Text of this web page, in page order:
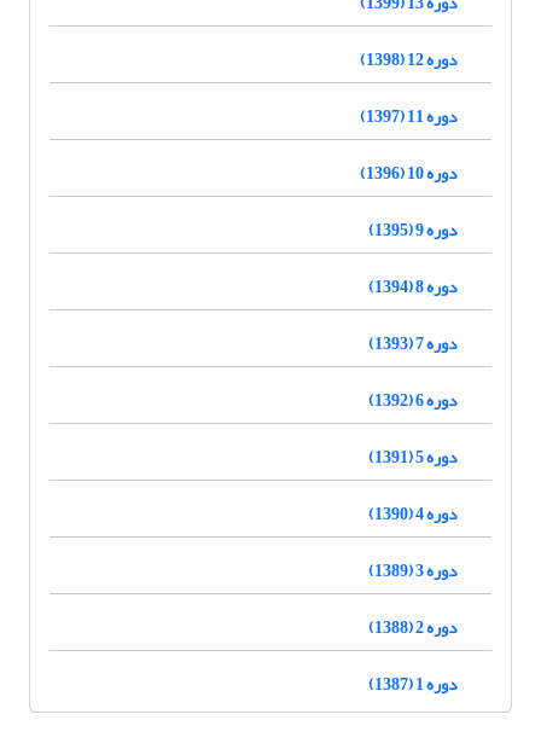
دوره 12 (1398)
دوره 11 (1397)
دوره 10 (1396)
دوره 9 (1395)
دوره 8 (1394)
دوره 7 (1393)
دوره 6 (1392)
دوره 5 (1391)
دوره 4 (1390)
دوره 3 (1389)
دوره 2 (1388)
دوره 1 (1387)